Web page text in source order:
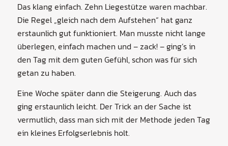
Das klang einfach. Zehn Liegestütze waren machbar.
Die Regel „gleich nach dem Aufstehen“ hat ganz
erstaunlich gut funktioniert. Man musste nicht lange
überlegen, einfach machen und – zack! – ging’s in
den Tag mit dem guten Gefühl, schon was für sich
getan zu haben.
Eine Woche später dann die Steigerung. Auch das
ging erstaunlich leicht. Der Trick an der Sache ist
vermutlich, dass man sich mit der Methode jeden Tag
ein kleines Erfolgserlebnis holt.